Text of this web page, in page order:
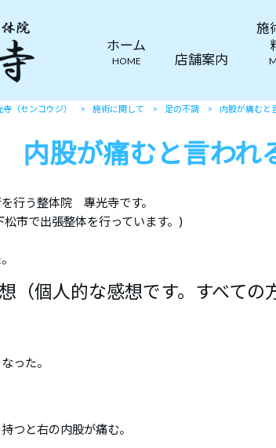
ホーム
HOME 店舗案内
施
（センコウジ） > 施術に関して > 足の不調 > 内股が痛むと
内股が痛むと言われ
行う整体院 專光寺です。
市で出張整体を行っています。)
（個人的な感想です。すべての
った。
つと右の内股が痛む。